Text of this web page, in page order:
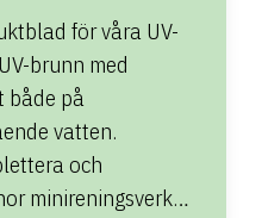
för våra UV-
brunn med
både på
vatten.
och
minireningsverk…